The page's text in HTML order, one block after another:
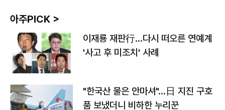
아주PICK >
이재룡 재판行…다시 떠오른 연예계
'사고 후 미조치' 사례
"한국산 물은 안마셔"…日 지진 구호
품 보냈더니 비하한 누리꾼